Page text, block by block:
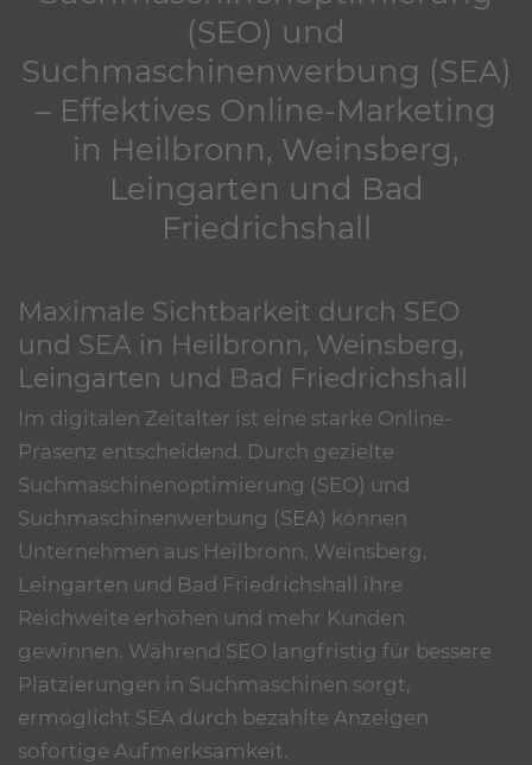
(SEO) und
Suchmaschinenwerbung (SEA)
– Effektives Online-Marketing
in Heilbronn, Weinsberg,
Leingarten und Bad
Friedrichshall
Maximale Sichtbarkeit durch SEO
und SEA in Heilbronn, Weinsberg,
Leingarten und Bad Friedrichshall
Im digitalen Zeitalter ist eine starke Online-
Präsenz entscheidend. Durch gezielte
Suchmaschinenoptimierung (SEO) und
Suchmaschinenwerbung (SEA) können
Unternehmen aus Heilbronn, Weinsberg,
Leingarten und Bad Friedrichshall ihre
Reichweite erhöhen und mehr Kunden
gewinnen. Während SEO langfristig für bessere
Platzierungen in Suchmaschinen sorgt,
ermöglicht SEA durch bezahlte Anzeigen
sofortige Aufmerksamkeit.